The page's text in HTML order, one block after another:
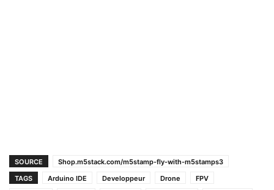
SOURCE
Shop.m5stack.com/m5stamp-fly-with-m5stamps3
TAGS
Arduino IDE Developpeur Drone
FPV